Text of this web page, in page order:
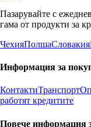
Пазарувайте с
гама от продукти за
ЧехияПолшаСловакия
Информация за
КонтактиТранспорт
работят кредитите
Повече информация